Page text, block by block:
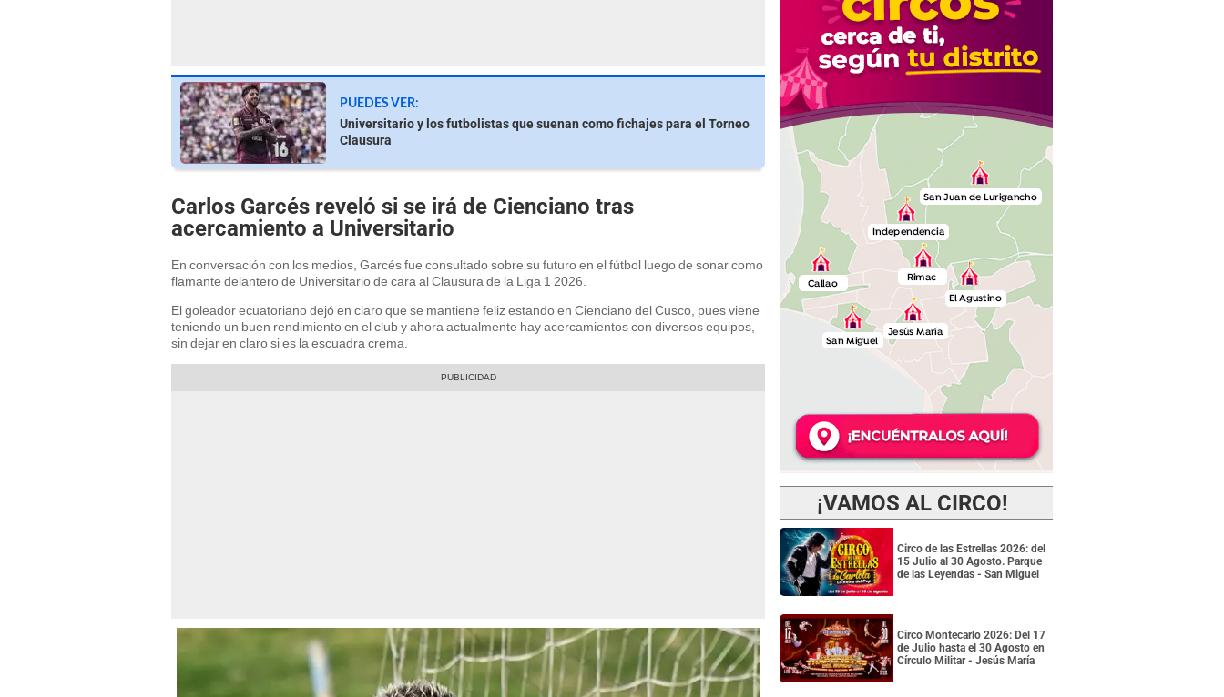
PUEDES VER:
Universitario y los futbolistas que suenan como fichajes para el Torneo
Clausura
Carlos Garcés reveló si se irá de Cienciano tras
acercamiento a Universitario
En conversación con los medios, Garcés fue consultado sobre su futuro en el fútbol luego de sonar como
flamante delantero de Universitario de cara al Clausura de la Liga 1 2026.
El goleador ecuatoriano dejó en claro que se mantiene feliz estando en Cienciano del Cusco, pues viene
teniendo un buen rendimiento en el club y ahora actualmente hay acercamientos con diversos equipos,
sin dejar en claro si es la escuadra crema.
¡VAMOS AL CIRCO!
Circo de las Estrellas 2026: del
15 Julio al 30 Agosto. Parque
de las Leyendas - San Miguel
Circo Montecarlo 2026: Del 17
de Julio hasta el 30 Agosto en
Círculo Militar - Jesús María